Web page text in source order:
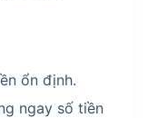
ổn định.
ngay số tiền